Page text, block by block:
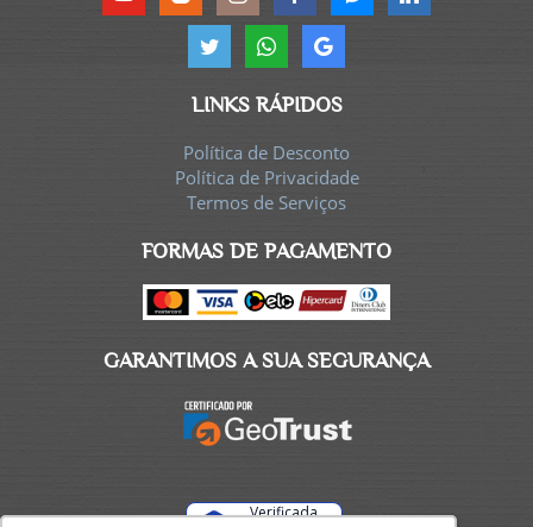
LINKS RÁPIDOS
Política de Desconto
Política de Privacidade
Termos de Serviços
FORMAS DE PAGAMENTO
GARANTIMOS A SUA SEGURANÇA
Verificada